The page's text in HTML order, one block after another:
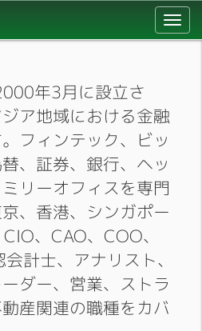
年3月に設立さ
ア地域における金融
フィンテック、ビッ
、証券、銀行、ヘッ
リーオフィスを専門
、香港、シンガポー
、CAO、COO、
計士、アナリスト、
ダー、営業、ストラ
産関連の職種をカバ